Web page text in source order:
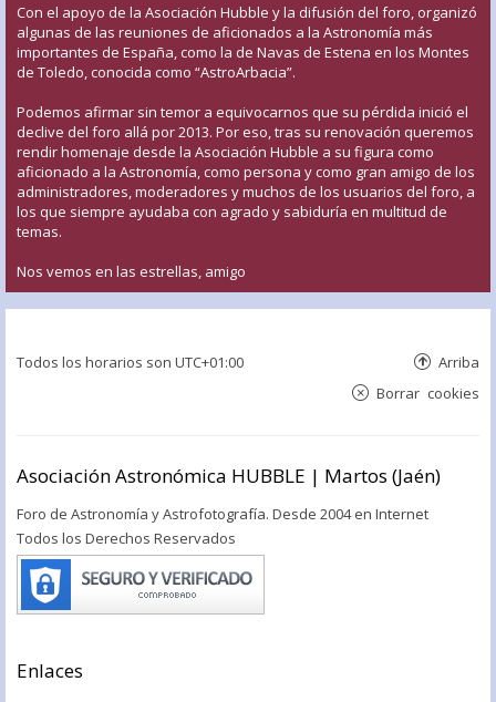
Con el apoyo de la Asociación Hubble y la difusión del foro, organizó
algunas de las reuniones de aficionados a la Astronomía más
importantes de España, como la de Navas de Estena en los Montes
de Toledo, conocida como “AstroArbacia”.
Podemos afirmar sin temor a equivocarnos que su pérdida inició el
declive del foro allá por 2013. Por eso, tras su renovación queremos
rendir homenaje desde la Asociación Hubble a su figura como
aficionado a la Astronomía, como persona y como gran amigo de los
administradores, moderadores y muchos de los usuarios del foro, a
los que siempre ayudaba con agrado y sabiduría en multitud de
temas.
Nos vemos en las estrellas, amigo
Todos los horarios son UTC+01:00 Arriba
Borrar cookies
Asociación Astronómica HUBBLE | Martos (Jaén)
Foro de Astronomía y Astrofotografía. Desde 2004 en Internet
Todos los Derechos Reservados
Enlaces